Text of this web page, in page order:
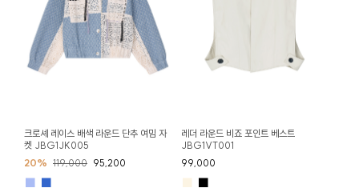
크로셰 레이스 배색 라운드 단추 여밈 자
켓 JBG1JK005
20% 119,000 95,200
■ ■
레더 라운드 비죠 포인트 베스트
JBG1VT001
99,000
■ ■